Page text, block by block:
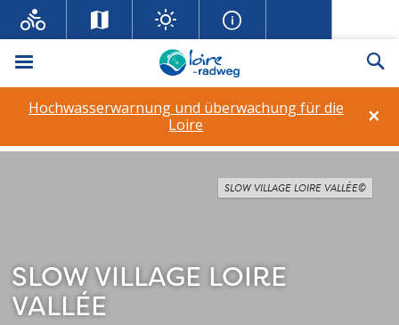
Menü
×
Hochwasserwarnung und überwachung für die
Loire
SLOW VILLAGE LOIRE
VALLÉE
SLOW VILLAGE LOIRE VALLÉE©